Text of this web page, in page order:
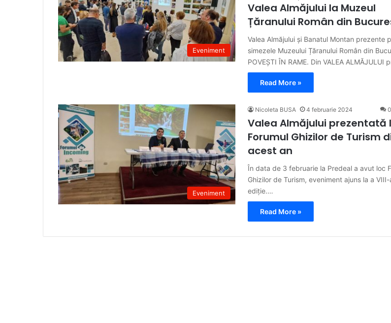
Eveniment
Valea Almăjului la Muzeul
Țăranului Român din
Valea Almăjului și Banatul Montan prezente
simezele Muzeului Țăranului Român din
POVEȘTI ÎN RAME. Din VALEA ALMĂJULUI
Read More »
Eveniment
Nicoleta BUSA 4 februarie 2024 0
Valea Almăjului prezentată
Forumul Ghizilor de Turism
acest an
În data de 3 februarie la Predeal a avut loc
Ghizilor de Turism, eveniment ajuns la a VIII-
ediție.…
Read More »